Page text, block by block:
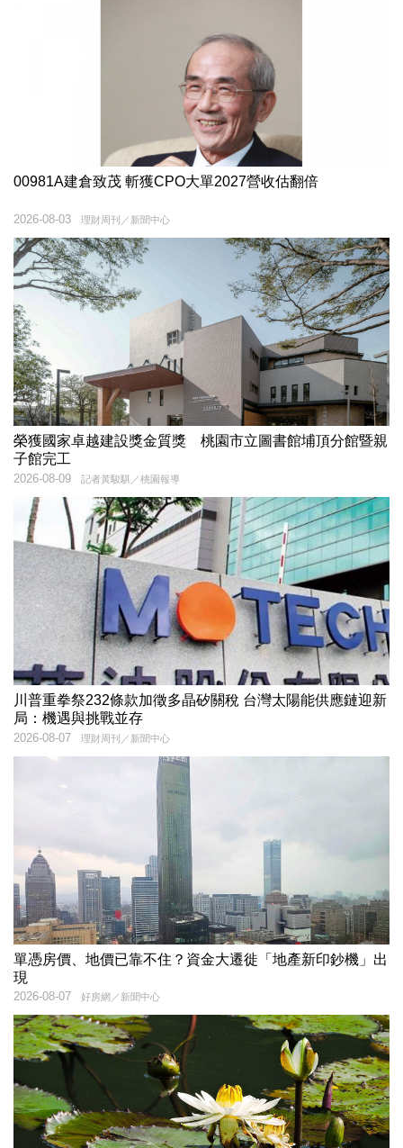
00981A建倉致茂 斬獲CPO大單2027營收估翻倍
理財周刊／新聞中心
2026-08-03
榮獲國家卓越建設獎金質獎 桃園市立圖書館埔頂分館暨親
子館完工
記者黃駿騏／桃園報導
2026-08-09
川普重拳祭232條款加徵多晶矽關稅 台灣太陽能供應鏈迎新
局：機遇與挑戰並存
理財周刊／新聞中心
2026-08-07
單憑房價、地價已靠不住？資金大遷徙「地產新印鈔機」出
現
好房網／新聞中心
2026-08-07